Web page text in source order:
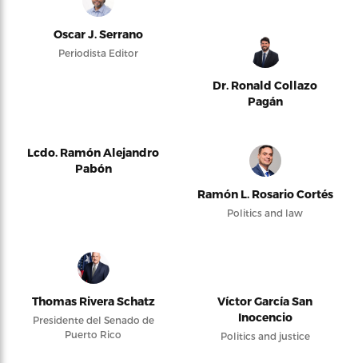
Oscar J. Serrano
Periodista Editor
Dr. Ronald Collazo
Pagán
Lcdo. Ramón Alejandro
Pabón
Ramón L. Rosario Cortés
Politics and law
Thomas Rivera Schatz
Presidente del Senado de
Puerto Rico
Víctor García San
Inocencio
Politics and justice